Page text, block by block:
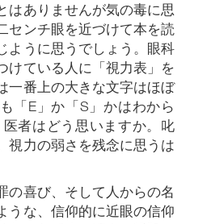
はありませんが気の毒に思
センチ眼を近づけて本を読
ように思うでしょう。眼科
けている人に「視力表」を
一番上の大きな文字はほぼ
「E」か「S」かはわから
者はどう思いますか。叱
視力の弱さを残念に思うは
の喜び、そして人からの名
うな、信仰的に近眼の信仰